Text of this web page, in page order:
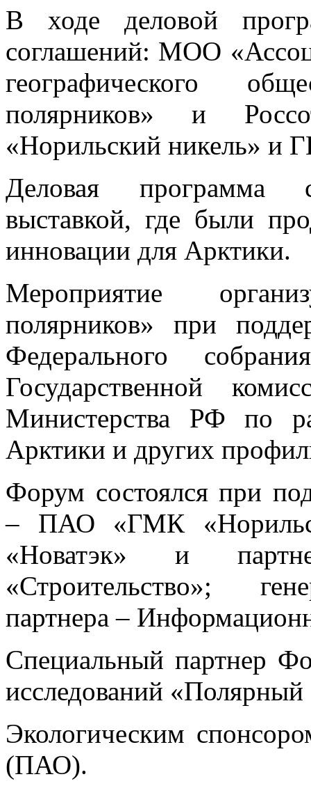
В ходе деловой
соглашений: МОО
географического
полярников» и
«Норильский никель» и
Деловая программа
выставкой, где были
инновации для Арктики.
Мероприятие
полярников» при
Федерального
Государственной
Министерства РФ по
Арктики и других
Форум состоялся при
– ПАО «ГМК
«Новатэк» и
«Строительство»;
партнера –
Специальный партнер
исследований
Экологическим
(ПАО).